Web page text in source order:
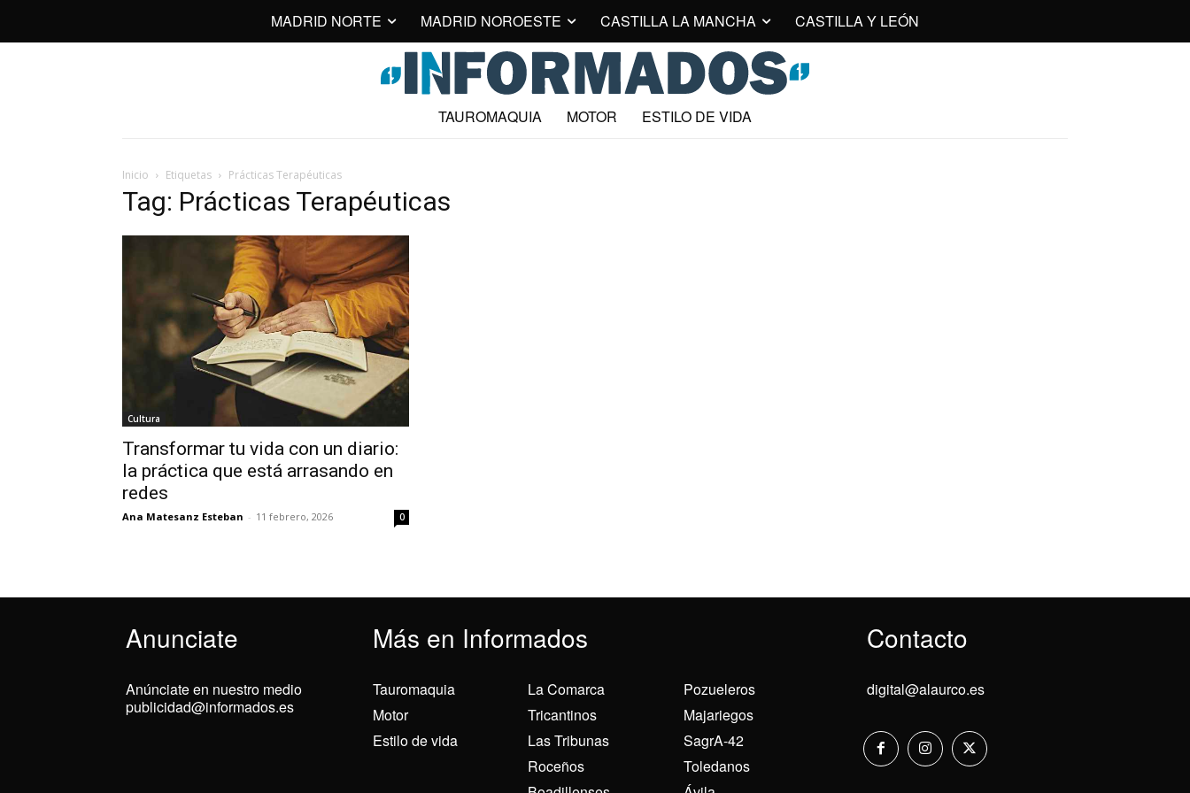
MADRID NORTE MADRID NOROESTE CASTILLA LA MANCHA CASTILLA Y LEÓN
TAUROMAQUIA MOTOR ESTILO DE VIDA
Inicio Etiquetas Prácticas Terapéuticas
Tag: Prácticas Terapéuticas
Cultura
Transformar tu vida con un diario:
la práctica que está arrasando en
redes
Ana Matesanz Esteban - 11 febrero, 2026 0
Anunciate Más en Informados Contacto
Anúnciate en nuestro medio
publicidad@informados.es
Tauromaquia
Motor
Estilo de vida
La Comarca
Tricantinos
Las Tribunas
Roceños
Pozueleros
Majariegos
SagrA-42
Toledanos
digital@alaurco.es